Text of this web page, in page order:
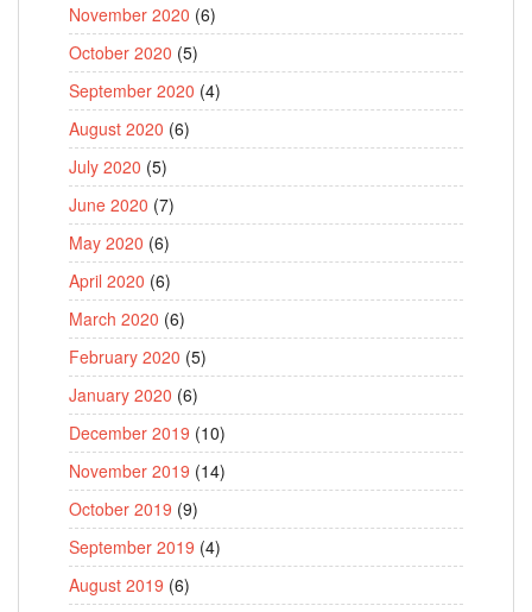
November 2020 (6)
October 2020 (5)
September 2020 (4)
August 2020 (6)
July 2020 (5)
June 2020 (7)
May 2020 (6)
April 2020 (6)
March 2020 (6)
February 2020 (5)
January 2020 (6)
December 2019 (10)
November 2019 (14)
October 2019 (9)
September 2019 (4)
August 2019 (6)